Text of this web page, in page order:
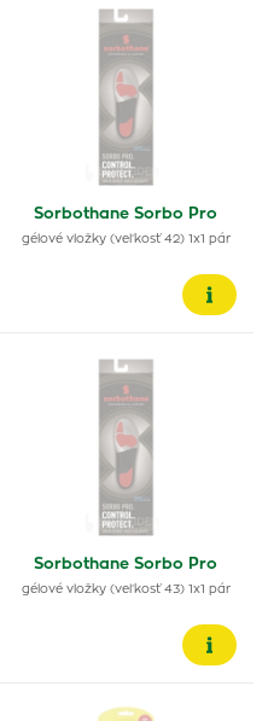
Sorbothane Sorbo Pro
gélové vložky (veľkosť 42) 1x1 pár
Sorbothane Sorbo Pro
gélové vložky (veľkosť 43) 1x1 pár